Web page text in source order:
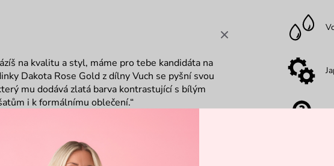
na kvalitu a styl, máme pro tebe kandidáta na
Dakota Rose Gold z dílny Vuch se pyšní svou
mu dodává zlatá barva kontrastující s bílým
i k formálnímu oblečení.“